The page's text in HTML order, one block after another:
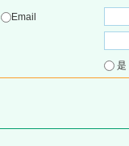
Email